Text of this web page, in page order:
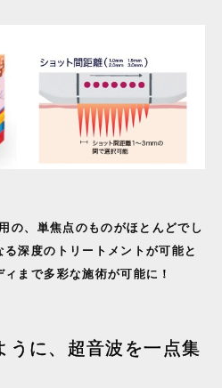
の、単焦点のものがほとんどでし
深度のトリートメントが可能と
まで多彩な施術が可能に！
うに、超音波を一点集